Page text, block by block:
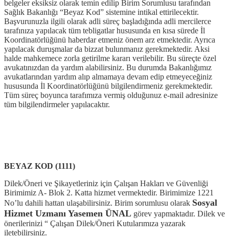
belgeler eksiksiz olarak temin edilip Birim Sorumlusu tarafından
Sağlık Bakanlığı “Beyaz Kod” sistemine intikal ettirilecektir.
Başvurunuzla ilgili olarak adli süreç başladığında adli mercilerce
tarafınıza yapılacak tüm tebligatlar hususunda en kısa sürede İl
Koordinatörlüğünü haberdar etmeniz önem arz etmektedir. Ayrıca
yapılacak duruşmalar da bizzat bulunmanız gerekmektedir. Aksi
halde mahkemece zorla getirilme kararı verilebilir. Bu süreçte özel
avukatınızdan da yardım alabilirsiniz. Bu durumda Bakanlığımız
avukatlarından yardım alıp almamaya devam edip etmeyeceğiniz
hususunda İl Koordinatörlüğünü bilgilendirmeniz gerekmektedir.
Tüm süreç boyunca tarafımıza vermiş olduğunuz e-mail adresinize
tüm bilgilendirmeler yapılacaktır.
BEYAZ KOD (1111)
Dilek/Öneri ve Şikayetleriniz için Çalışan Hakları ve Güvenliği
Birimimiz A- Blok 2. Katta hizmet vermektedir. Birimimize 1221
No’lu dahili hattan ulaşabilirsiniz. Birim sorumlusu olarak Sosyal
Hizmet Uzmanı Yasemen ÜNAL görev yapmaktadır. Dilek ve
önerilerinizi “ Çalışan Dilek/Öneri Kutularımıza yazarak
iletebilirsiniz.